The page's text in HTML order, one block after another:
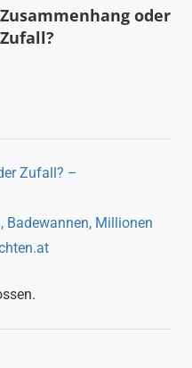
Zusammenhang oder
Zufall?
Zufall? –
Badewannen, Millionen